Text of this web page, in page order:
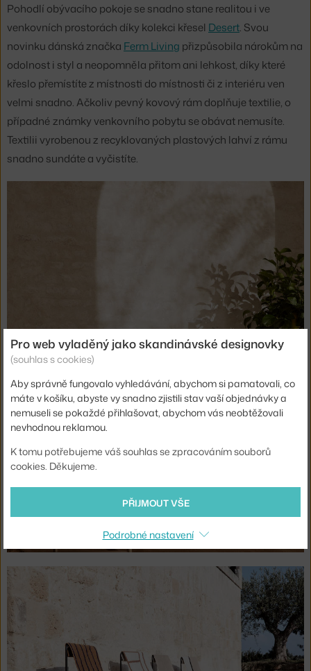
Pohodlí obývacího pokoje se snadno stane realitou i ve
venkovních prostorách díky kolekci křesel Desert. Svou
novinku dánská značka Ferm Living přizpůsobila nárokům na
odolnost i styl a neopomněla přitom ani lehkost, díky které
křeslo přemístíte z místnosti do místnosti či z interiéru ven
velmi snadno. Ačkoliv pevný kovový rám doplňuje textilie, o
případné známky venkovního pobytu se obávat nemusíte.
Textilii vyrobenou z recyklovaných plastových lahví z rámu
snadno sundáte a vyčistíte.
Pro web vyladěný jako skandinávské designovky
(souhlas s cookies)
Aby správně fungovalo vyhledávání, abychom si pamatovali, co
máte v košíku, abyste vy snadno zjistili stav vaší objednávky a
nemuseli se pokaždé přihlašovat, abychom vás neobtěžovali
nevhodnou reklamou.
K tomu potřebujeme váš souhlas se zpracováním souborů
cookies. Děkujeme.
PŘIJMOUT VŠE
Podrobné nastavení